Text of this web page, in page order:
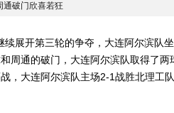
通破门欣喜若狂
展开第三轮的争夺，大连阿尔滨队
周通的破门，大连阿尔滨队取得了两
，大连阿尔滨队主场2-1战胜北理工